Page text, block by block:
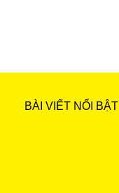
BÀI VIẾT NỔI BẬT